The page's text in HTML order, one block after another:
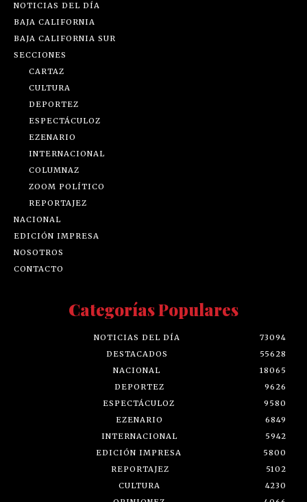
NOTICIAS DEL DÍA
BAJA CALIFORNIA
BAJA CALIFORNIA SUR
SECCIONES
CARTAZ
CULTURA
DEPORTEZ
ESPECTÁCULOZ
EZENARIO
INTERNACIONAL
COLUMNAZ
ZOOM POLÍTICO
REPORTAJEZ
NACIONAL
EDICIÓN IMPRESA
NOSOTROS
CONTACTO
Categorías Populares
NOTICIAS DEL DÍA
73094
DESTACADOS
55628
NACIONAL
18065
DEPORTEZ
9626
ESPECTÁCULOZ
9580
EZENARIO
6849
INTERNACIONAL
5942
EDICIÓN IMPRESA
5800
REPORTAJEZ
5102
CULTURA
4230